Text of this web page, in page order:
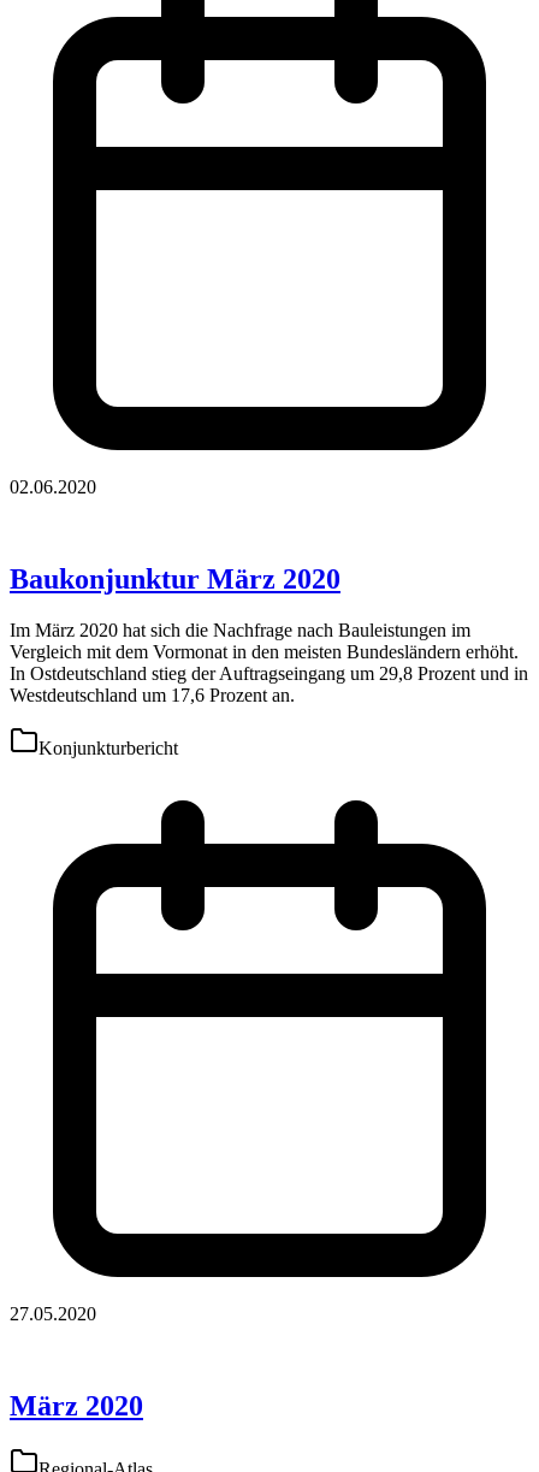
02.06.2020
Baukonjunktur März 2020
Im März 2020 hat sich die Nachfrage nach Bauleistungen im
Vergleich mit dem Vormonat in den meisten Bundesländern erhöht.
In Ostdeutschland stieg der Auftragseingang um 29,8 Prozent und in
Westdeutschland um 17,6 Prozent an.
Konjunkturbericht
27.05.2020
März 2020